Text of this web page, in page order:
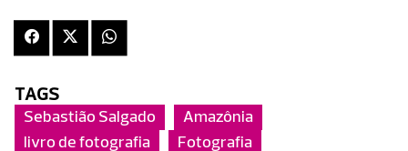
TAGS
Sebastião Salgado
Amazônia
livro de fotografia
Fotografia